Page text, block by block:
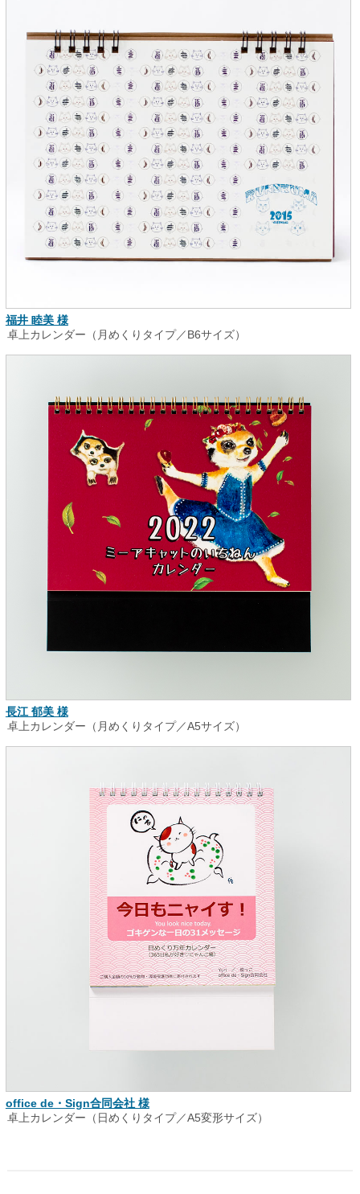
福井 睦美 様
卓上カレンダー（月めくりタイプ／B6サイズ）
長江 郁美 様
卓上カレンダー（月めくりタイプ／A5サイズ）
office de・Sign合同会社 様
卓上カレンダー（日めくりタイプ／A5変形サイズ）